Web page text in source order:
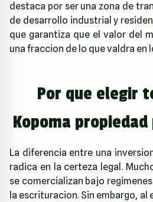
destaca por ser una zona de
de desarrollo industrial y
que garantiza que el valor del
una fraccion de lo que valdra en
Por que elegir
Kopoma
La diferencia entre una
radica en la certeza legal.
se comercializan bajo
la escrituracion. Sin embargo, al